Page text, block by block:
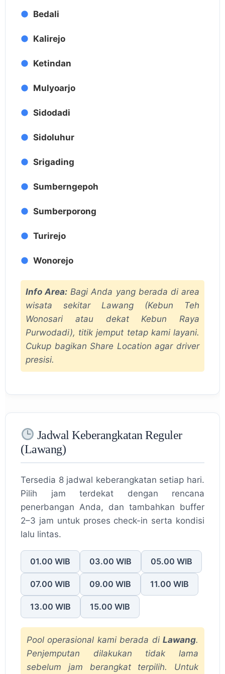
Bedali
Kalirejo
Ketindan
Mulyoarjo
Sidodadi
Sidoluhur
Srigading
Sumberngepoh
Sumberporong
Turirejo
Wonorejo
Info Area: Bagi Anda yang berada di area
wisata sekitar Lawang (Kebun Teh
Wonosari atau dekat Kebun Raya
Purwodadi), titik jemput tetap kami layani.
Cukup bagikanShare Location agar driver
presisi.
Jadwal Keberangkatan Reguler
(Lawang)
Tersedia 8 jadwal keberangkatan setiap hari.
Pilih jam terdekat dengan rencana
penerbangan Anda, dan tambahkan buffer
2–3 jam untuk proses check-in serta kondisi
lalu lintas.
01.00 WIB 03.00 WIB 05.00 WIB
07.00 WIB 09.00 WIB 11.00 WIB
13.00 WIB 15.00 WIB
Pool operasional kami berada di Lawang.
Penjemputan dilakukan tidak lama
sebelum jam berangkat terpilih. Untuk